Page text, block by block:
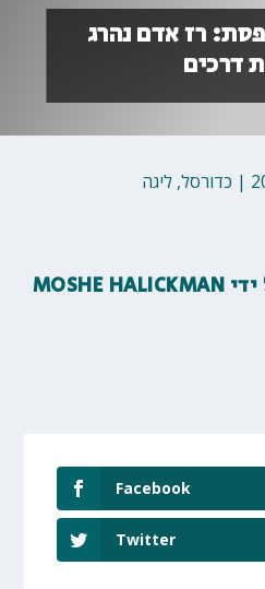
רז אדם נהרג
דרכים
| כדורסל, ליגה
MOSHE HALICKMAN
Facebook
Twitter